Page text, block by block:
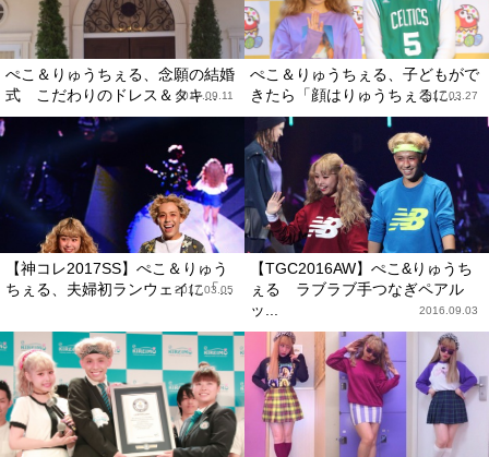
ぺこ＆りゅうちぇる、念願の結婚
式 こだわりのドレス＆タキ...
2017.09.11
ぺこ＆りゅうちぇる、子どもがで
きたら「顔はりゅうちぇるに...
2017.03.27
【神コレ2017SS】ぺこ＆りゅう
ちぇる、夫婦初ランウェイに「...
2017.03.05
【TGC2016AW】ぺこ&りゅうち
ぇる ラブラブ手つなぎペアル
ッ...
2016.09.03